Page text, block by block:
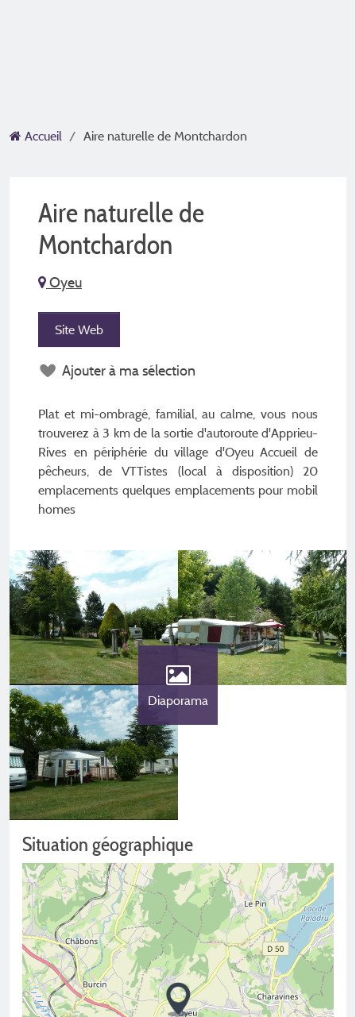
Accueil Aire naturelle de Montchardon
Aire naturelle de
Montchardon
Oyeu
Site Web
Ajouter à ma sélection
Plat et mi-ombragé, familial, au calme, vous nous
trouverez à 3 km de la sortie d'autoroute d'Apprieu-
Rives en périphérie du village d'Oyeu Accueil de
pêcheurs, de VTTistes (local à disposition) 20
emplacements quelques emplacements pour mobil
homes
Diaporama
Situation géographique